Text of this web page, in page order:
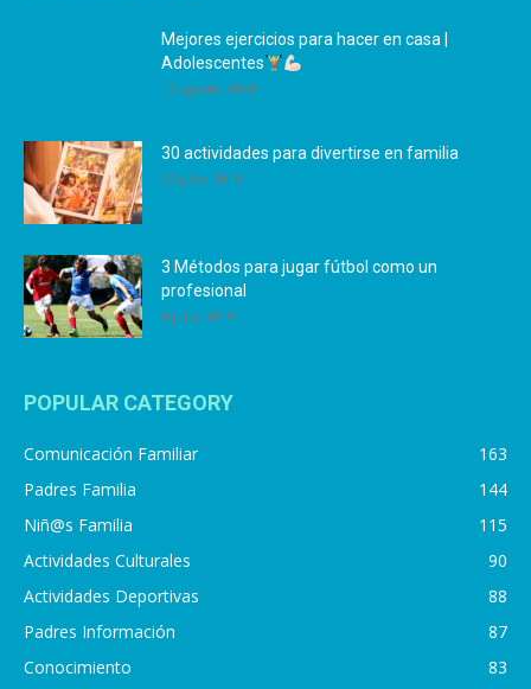
Mejores ejercicios para hacer en casa |
Adolescentes
12 agosto, 2024
30 actividades para divertirse en familia
25 julio, 2019
3 Métodos para jugar fútbol como un
profesional
4 julio, 2019
POPULAR CATEGORY
Comunicación Familiar
163
Padres Familia
144
Niñ@s Familia
115
Actividades Culturales
90
Actividades Deportivas
88
Padres Información
87
Conocimiento
83